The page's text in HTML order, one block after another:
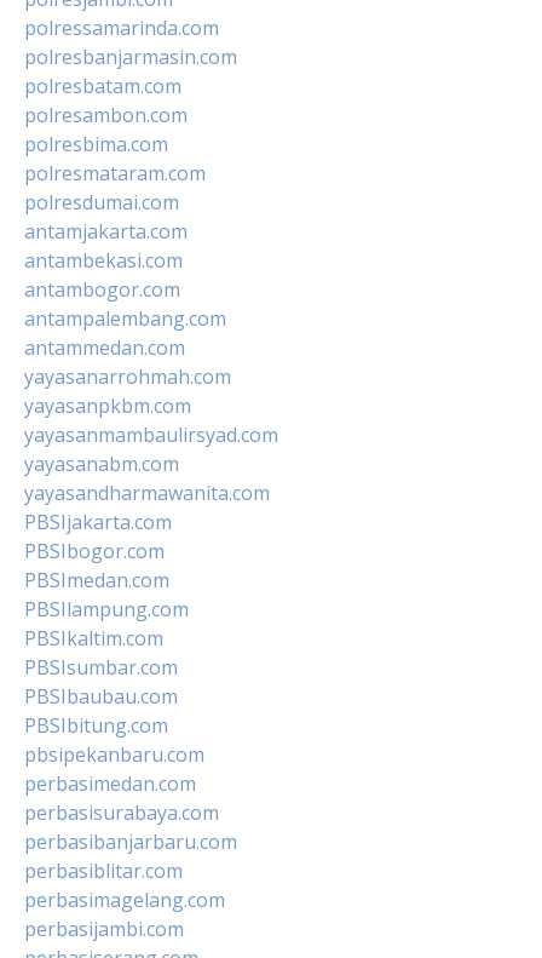
polressamarinda.com
polresbanjarmasin.com
polresbatam.com
polresambon.com
polresbima.com
polresmataram.com
polresdumai.com
antamjakarta.com
antambekasi.com
antambogor.com
antampalembang.com
antammedan.com
yayasanarrohmah.com
yayasanpkbm.com
yayasanmambaulirsyad.com
yayasanabm.com
yayasandharmawanita.com
PBSIjakarta.com
PBSIbogor.com
PBSImedan.com
PBSIlampung.com
PBSIkaltim.com
PBSIsumbar.com
PBSIbaubau.com
PBSIbitung.com
pbsipekanbaru.com
perbasimedan.com
perbasisurabaya.com
perbasibanjarbaru.com
perbasiblitar.com
perbasimagelang.com
perbasijambi.com